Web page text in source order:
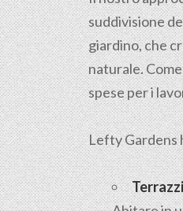
suddivisione
giardino, che
naturale.
spese per i
Lefty Gardens